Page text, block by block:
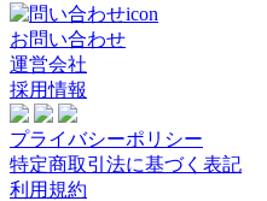
お問い合わせ
運営会社
採用情報
プライバシーポリシー
特定商取引法に基づく表記
利用規約